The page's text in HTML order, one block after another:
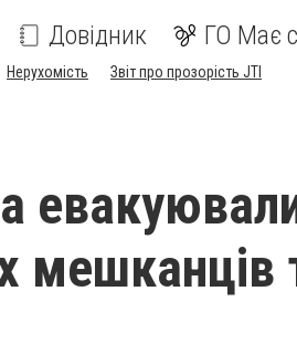
Довідник ГО Має
Нерухомість Звіт про прозорість JTI
мешканців